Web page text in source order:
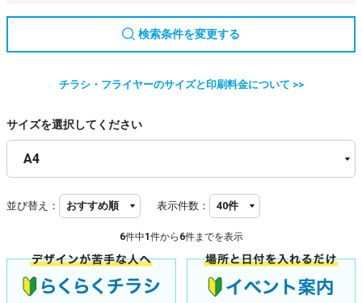
検索条件を変更する
チラシ・フライヤーのサイズと印刷料金について >>
サイズを選択してください
並び替え： 表示件数：
6件中1 件から 6件までを表示